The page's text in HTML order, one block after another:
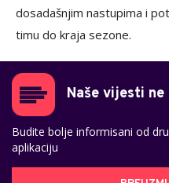
dosadašnjim nastupima i
timu do kraja sezone.
Naše vijesti
Budite bolje informisani od
aplikaciju